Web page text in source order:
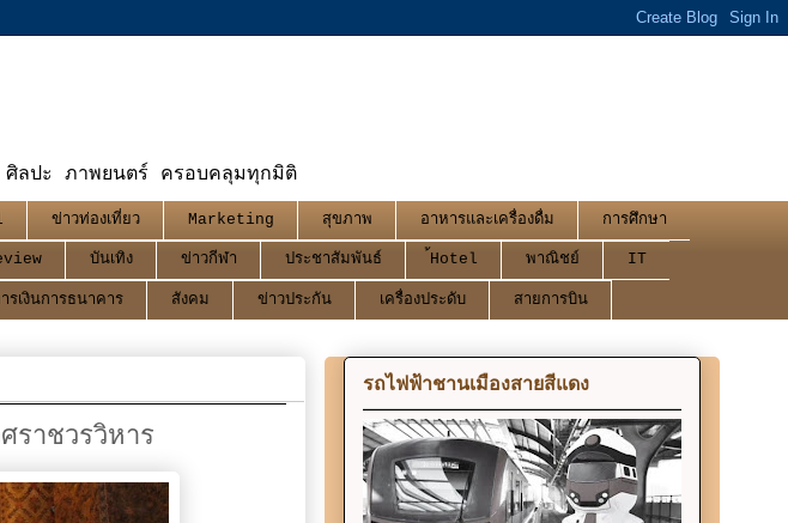
ศิลปะ ภาพยนตร์ ครอบคลุมทุกมิติ
ข่าวท่องเที่ยว Marketing สุขภาพ อาหารและเครื่องดื่ม การศึกษา
บันเทิง ข่าวกีฬา ประชาสัมพันธ์ ้Hotel พาณิชย์ IT
รเงินการธนาคาร สังคม ข่าวประกัน เครื่องประดับ สายการบิน
ราชวรวิหาร
รถไฟฟ้าชานเมืองสายสีแดง